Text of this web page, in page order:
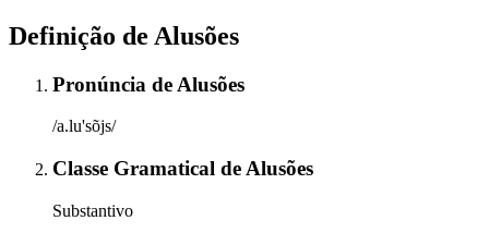
Definição de Alusões
Pronúncia de Alusões
/a.lu'sõjs/
Classe Gramatical de Alusões
Substantivo